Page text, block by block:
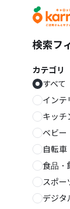
メインコンテ
検索フ
カテゴリ
すべて
インテ
キッチ
ベビー
自転車
食品・
スポー
デジタ